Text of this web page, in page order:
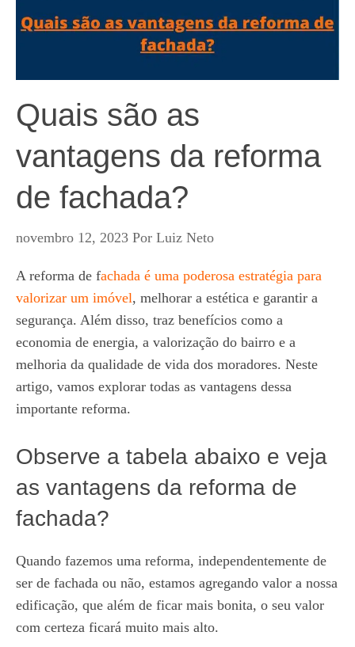
Quais são as
vantagens da reforma
de fachada?
novembro 12, 2023 Por Luiz Neto
A reforma de fachada é uma poderosa estratégia para
valorizar um imóvel, melhorar a estética e garantir a
segurança. Além disso, traz benefícios como a
economia de energia, a valorização do bairro e a
melhoria da qualidade de vida dos moradores. Neste
artigo, vamos explorar todas as vantagens dessa
importante reforma.
Observe a tabela abaixo e veja
as vantagens da reforma de
fachada?
Quando fazemos uma reforma, independentemente de
ser de fachada ou não, estamos agregando valor a nossa
edificação, que além de ficar mais bonita, o seu valor
com certeza ficará muito mais alto.